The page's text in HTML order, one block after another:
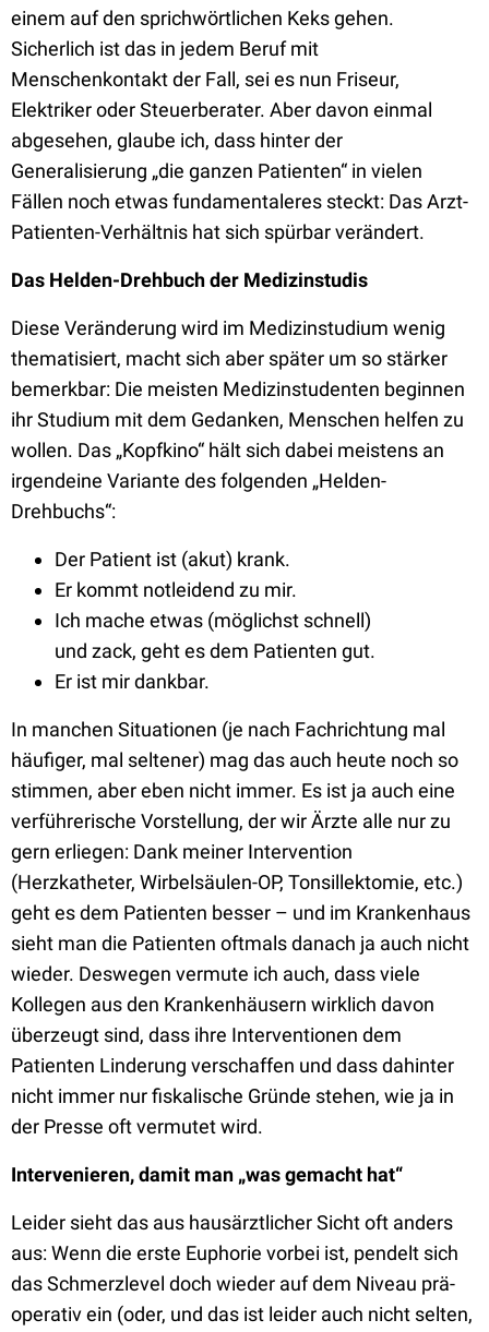
einem auf den sprichwörtlichen Keks gehen.
Sicherlich ist das in jedem Beruf mit
Menschenkontakt der Fall, sei es nun Friseur,
Elektriker oder Steuerberater. Aber davon einmal
abgesehen, glaube ich, dass hinter der
Generalisierung „die ganzen Patienten“ in vielen
Fällen noch etwas fundamentaleres steckt: Das Arzt-
Patienten-Verhältnis hat sich spürbar verändert.
Das Helden-Drehbuch der Medizinstudis
Diese Veränderung wird im Medizinstudium wenig
thematisiert, macht sich aber später um so stärker
bemerkbar: Die meisten Medizinstudenten beginnen
ihr Studium mit dem Gedanken, Menschen helfen zu
wollen. Das „Kopfkino“ hält sich dabei meistens an
irgendeine Variante des folgenden „Helden-
Drehbuchs“:
Der Patient ist (akut) krank.
Er kommt notleidend zu mir.
Ich mache etwas (möglichst schnell)
und zack, geht es dem Patienten gut.
Er ist mir dankbar.
In manchen Situationen (je nach Fachrichtung mal
häufiger, mal seltener) mag das auch heute noch so
stimmen, aber eben nicht immer. Es ist ja auch eine
verführerische Vorstellung, der wir Ärzte alle nur zu
gern erliegen: Dank meiner Intervention
(Herzkatheter, Wirbelsäulen-OP, Tonsillektomie, etc.)
geht es dem Patienten besser – und im Krankenhaus
sieht man die Patienten oftmals danach ja auch nicht
wieder. Deswegen vermute ich auch, dass viele
Kollegen aus den Krankenhäusern wirklich davon
überzeugt sind, dass ihre Interventionen dem
Patienten Linderung verschaffen und dass dahinter
nicht immer nur fiskalische Gründe stehen, wie ja in
der Presse oft vermutet wird.
Intervenieren, damit man „was gemacht hat“
Leider sieht das aus hausärztlicher Sicht oft anders
aus: Wenn die erste Euphorie vorbei ist, pendelt sich
das Schmerzlevel doch wieder auf dem Niveau prä-
operativ ein (oder, und das ist leider auch nicht selten,